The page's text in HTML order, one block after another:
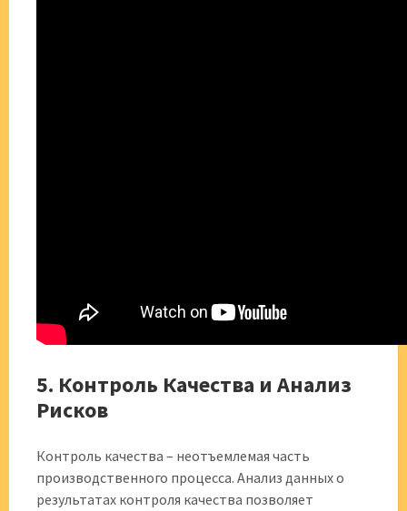
5. Контроль Качества и Анализ
Рисков
Контроль качества – неотъемлемая часть
производственного процесса. Анализ данных о
результатах контроля качества позволяет